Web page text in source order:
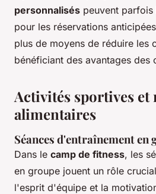
personnalisés peuvent
pour les réservations
plus de moyens de réduire les
bénéficiant des avantages des
Activités sportives et
alimentaires
Séances d'entraînement en
Dans le camp de fitness, les
en groupe jouent un rôle
l'esprit d'équipe et la